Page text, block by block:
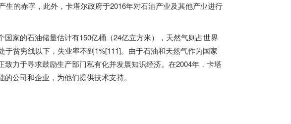
生的赤字，此外，卡塔尔政府于2016年对石油产业及其他产业进行
家的石油储量估计有150亿桶（24亿立方米），天然气则占世界
贫穷线以下，失业率不到1%[111]。由于石油和天然气作为国家
力于寻求鼓励生产部门私有化并发展知识经济。在2004年，卡塔
公司和企业，为他们提供技术支持。